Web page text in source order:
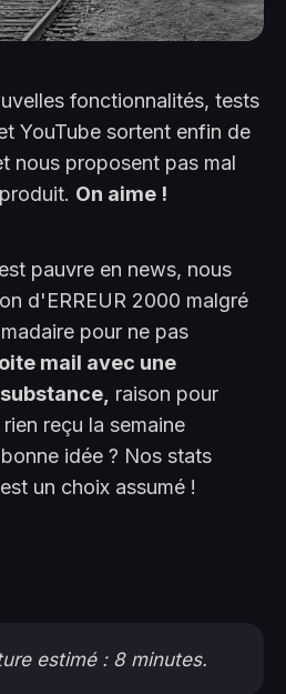
fonctionnalités, tests
YouTube sortent enfin de
nous proposent pas mal
On aime !
pauvre en news, nous
d'ERREUR 2000 malgré
pour ne pas
mail avec une
raison pour
reçu la semaine
idée ? Nos stats
un choix assumé !
estimé : 8 minutes.